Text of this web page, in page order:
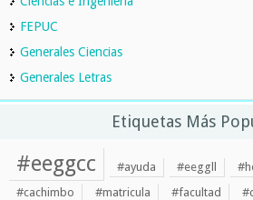
FEPUC
Generales Ciencias
Generales Letras
Etiquetas Más
#eeggcc #ayuda #eeggll
#cachimbo
#matricula #facultad